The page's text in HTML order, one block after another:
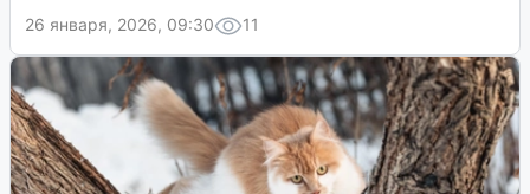
26 января, 2026, 09:30
11